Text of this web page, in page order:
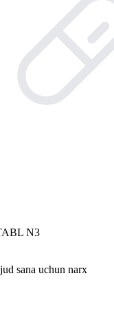
N3
sana uchun narx